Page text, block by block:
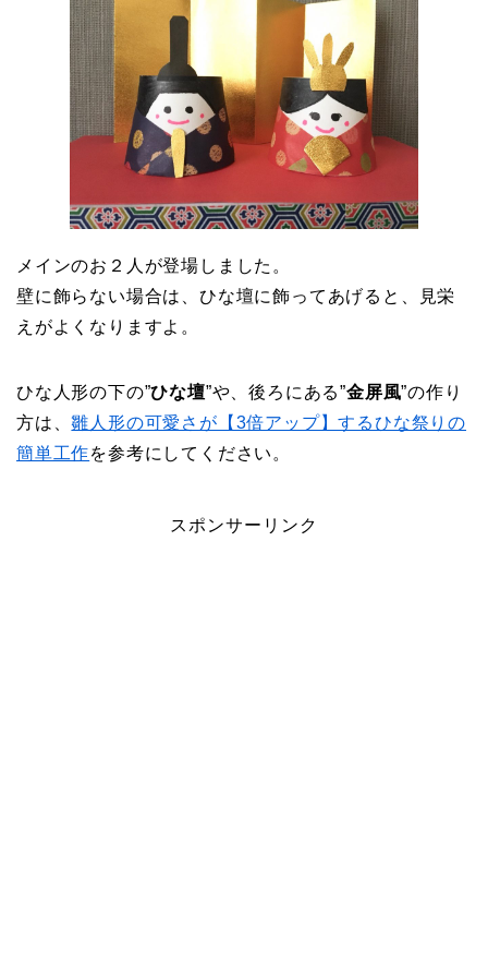
メインのお２人が登場しました。
壁に飾らない場合は、ひな壇に飾ってあげると、見栄
えがよくなりますよ。
ひな人形の下の”ひな壇”や、後ろにある”金屏風”の作り
方は、雛人形の可愛さが【3倍アップ】するひな祭りの
簡単工作を参考にしてください。
スポンサーリンク